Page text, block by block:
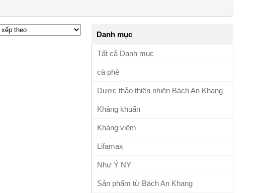
Danh mục
Tất cả Danh mục
cà phê
Dược thảo thiên nhiên Bách An Khang
Kháng khuẩn
Kháng viêm
Lifamax
Như Ý NY
Sản phẩm từ Bách An Khang